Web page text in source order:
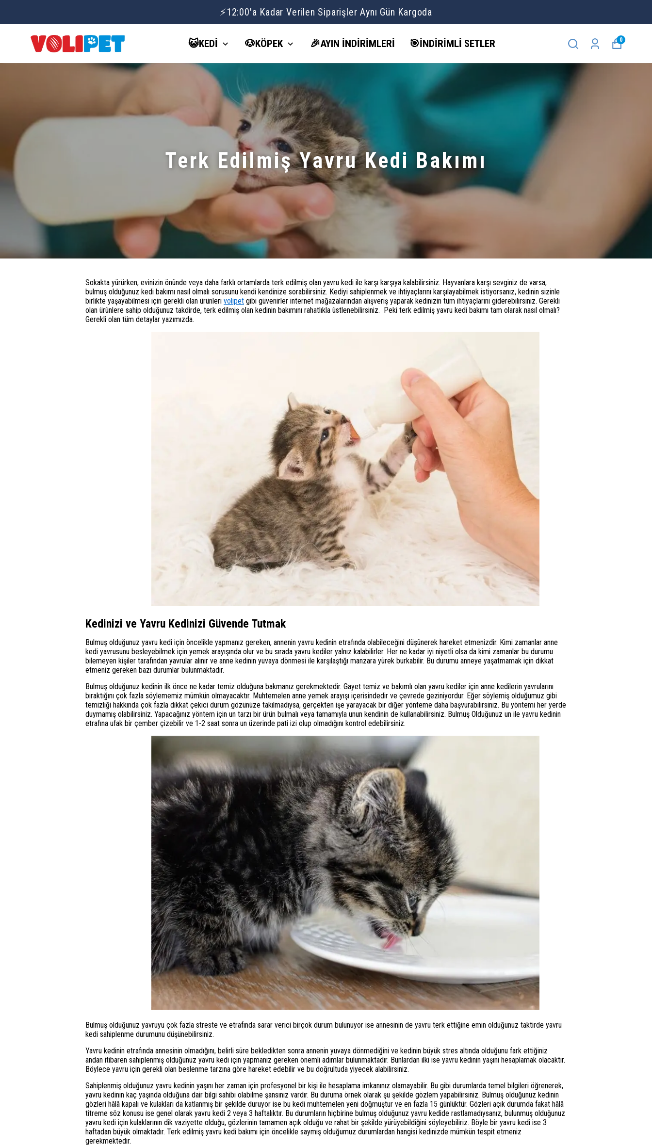
Volipet Yaz İndirimlerinde Seçili Ürünlerde 1 ALANA 1 BEDAVA ☀️
😺KEDİ 🐶KÖPEK 🎉AYIN İNDİRİMLERİ 🎯İNDİRİMLİ SETLER 0
Terk Edilmiş Yavru Kedi Bakımı
Sokakta yürürken, evinizin önünde veya daha farklı ortamlarda terk edilmiş olan yavru kedi ile karşı karşıya kalabilirsiniz. Hayvanlara karşı sevginiz de varsa,
bulmuş olduğunuz kedi bakımı nasıl olmalı sorusunu kendi kendinize sorabilirsiniz. Kediyi sahiplenmek ve ihtiyaçlarını karşılayabilmek istiyorsanız, kedinin sizinle
birlikte yaşayabilmesi için gerekli olan ürünleri volipet gibi güvenirler internet mağazalarından alışveriş yaparak kedinizin tüm ihtiyaçlarını giderebilirsiniz. Gerekli
olan ürünlere sahip olduğunuz takdirde, terk edilmiş olan kedinin bakımını rahatlıkla üstlenebilirsiniz. Peki terk edilmiş yavru kedi bakımı tam olarak nasıl olmalı?
Gerekli olan tüm detaylar yazımızda.
Kedinizi ve Yavru Kedinizi Güvende Tutmak
Bulmuş olduğunuz yavru kedi için öncelikle yapmanız gereken, annenin yavru kedinin etrafında olabileceğini düşünerek hareket etmenizdir. Kimi zamanlar anne
kedi yavrusunu besleyebilmek için yemek arayışında olur ve bu sırada yavru kediler yalnız kalabilirler. Her ne kadar iyi niyetli olsa da kimi zamanlar bu durumu
bilemeyen kişiler tarafından yavrular alınır ve anne kedinin yuvaya dönmesi ile karşılaştığı manzara yürek burkabilir. Bu durumu anneye yaşatmamak için dikkat
etmeniz gereken bazı durumlar bulunmaktadır.
Bulmuş olduğunuz kedinin ilk önce ne kadar temiz olduğuna bakmanız gerekmektedir. Gayet temiz ve bakımlı olan yavru kediler için anne kedilerin yavrularını
bıraktığını çok fazla söylememiz mümkün olmayacaktır. Muhtemelen anne yemek arayışı içerisindedir ve çevrede geziniyordur. Eğer söylemiş olduğumuz gibi
temizliği hakkında çok fazla dikkat çekici durum gözünüze takılmadıysa, gerçekten işe yarayacak bir diğer yönteme daha başvurabilirsiniz. Bu yöntemi her yerde
duymamış olabilirsiniz. Yapacağınız yöntem için un tarzı bir ürün bulmalı veya tamamıyla unun kendinin de kullanabilirsiniz. Bulmuş Olduğunuz un ile yavru kedinin
etrafına ufak bir çember çizebilir ve 1-2 saat sonra un üzerinde pati izi olup olmadığını kontrol edebilirsiniz.
Bulmuş olduğunuz yavruyu çok fazla streste ve etrafında sarar verici birçok durum bulunuyor ise annesinin de yavru terk ettiğine emin olduğunuz taktirde yavru
kedi sahiplenme durumunu düşünebilirsiniz.
Yavru kedinin etrafında annesinin olmadığını, belirli süre bekledikten sonra annenin yuvaya dönmediğini ve kedinin büyük stres altında olduğunu fark ettiğiniz
andan itibaren sahiplenmiş olduğunuz yavru kedi için yapmanız gereken önemli adımlar bulunmaktadır. Bunlardan ilki ise yavru kedinin yaşını hesaplamak olacaktır.
Böylece yavru için gerekli olan beslenme tarzına göre hareket edebilir ve bu doğrultuda yiyecek alabilirsiniz.
Sahiplenmiş olduğunuz yavru kedinin yaşını her zaman için profesyonel bir kişi ile hesaplama imkanınız olamayabilir. Bu gibi durumlarda temel bilgileri öğrenerek,
yavru kedinin kaç yaşında olduğuna dair bilgi sahibi olabilme şansınız vardır. Bu duruma örnek olarak şu şekilde gözlem yapabilirsiniz. Bulmuş olduğunuz kedinin
gözleri hâlâ kapalı ve kulakları da katlanmış bir şekilde duruyor ise bu kedi muhtemelen yeni doğmuştur ve en fazla 15 günlüktür. Gözleri açık durumda fakat hâlâ
titreme söz konusu ise genel olarak yavru kedi 2 veya 3 haftalıktır. Bu durumların hiçbirine bulmuş olduğunuz yavru kedide rastlamadıysanız, bulunmuş olduğunuz
yavru kedi için kulaklarının dik vaziyette olduğu, gözlerinin tamamen açık olduğu ve rahat bir şekilde yürüyebildiğini söyleyebiliriz. Böyle bir yavru kedi ise 3
haftadan büyük olmaktadır. Terk edilmiş yavru kedi bakımı için öncelikle saymış olduğumuz durumlardan hangisi kedinizde mümkün tespit etmeniz
gerekmektedir.